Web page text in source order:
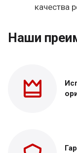
качества
Наши